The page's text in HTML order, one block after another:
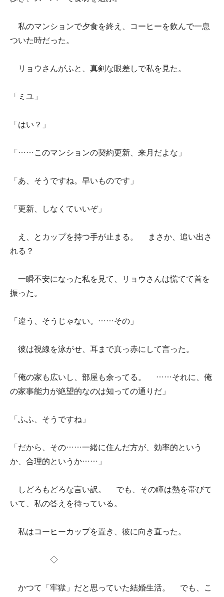
私のマンションで夕食を終え、コーヒーを飲んで一息
ついた時だった。
リョウさんがふと、真剣な眼差しで私を見た。
「ミユ」
「はい？」
「……このマンションの契約更新、来月だよな」
「あ、そうですね。早いものです」
「更新、しなくていいぞ」
え、とカップを持つ手が止まる。 まさか、追い出さ
れる？
一瞬不安になった私を見て、リョウさんは慌てて首を
振った。
「違う、そうじゃない。……その」
彼は視線を泳がせ、耳まで真っ赤にして言った。
「俺の家も広いし、部屋も余ってる。 ……それに、俺
の家事能力が絶望的なのは知っての通りだ」
「ふふ、そうですね」
「だから、その……一緒に住んだ方が、効率的という
か、合理的というか……」
しどろもどろな言い訳。 でも、その瞳は熱を帯びて
いて、私の答えを待っている。
私はコーヒーカップを置き、彼に向き直った。
◇
かつて「牢獄」だと思っていた結婚生活。 でも、こ